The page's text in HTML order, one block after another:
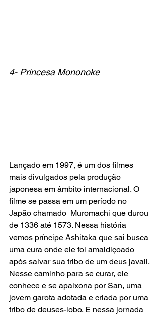
4- Princesa Mononoke
Lançado em 1997, é um dos filmes
mais divulgados pela produção
japonesa em âmbito internacional. O
filme se passa em um período no
Japão chamado  Muromachi que durou
de 1336 até 1573. Nessa história
vemos príncipe Ashitaka que sai busca
uma cura onde ele foi amaldiçoado
após salvar sua tribo de um deus javali.
Nesse caminho para se curar, ele
conhece e se apaixona por San, uma
jovem garota adotada e criada por uma
tribo de deuses-lobo. E nessa jornada